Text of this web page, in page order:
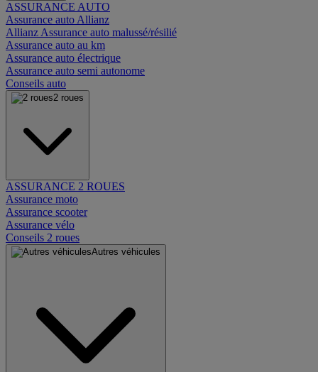
ASSURANCE AUTO
Assurance auto Allianz
Allianz Assurance auto malussé/résilié
Assurance auto au km
Assurance auto électrique
Assurance auto semi autonome
Conseils auto
2 roues
ASSURANCE 2 ROUES
Assurance moto
Assurance scooter
Assurance vélo
Conseils 2 roues
Autres véhicules